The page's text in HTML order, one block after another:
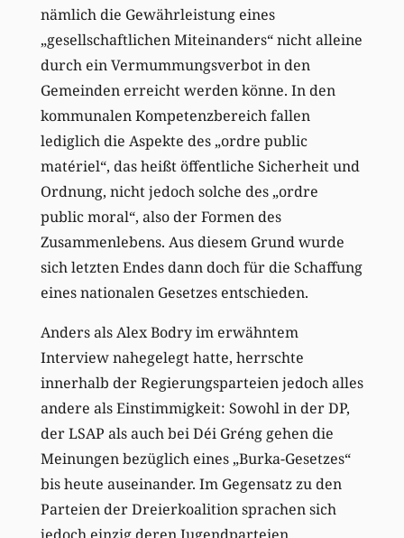
nämlich die Gewährleistung eines
„gesellschaftlichen Miteinanders“ nicht alleine
durch ein Vermummungsverbot in den
Gemeinden erreicht werden könne. In den
kommunalen Kompetenzbereich fallen
lediglich die Aspekte des „ordre public
matériel“, das heißt öffentliche Sicherheit und
Ordnung, nicht jedoch solche des „ordre
public moral“, also der Formen des
Zusammenlebens. Aus diesem Grund wurde
sich letzten Endes dann doch für die Schaffung
eines nationalen Gesetzes entschieden.
Anders als Alex Bodry im erwähntem
Interview nahegelegt hatte, herrschte
innerhalb der Regierungsparteien jedoch alles
andere als Einstimmigkeit: Sowohl in der DP,
der LSAP als auch bei Déi Gréng gehen die
Meinungen bezüglich eines „Burka-Gesetzes“
bis heute auseinander. Im Gegensatz zu den
Parteien der Dreierkoalition sprachen sich